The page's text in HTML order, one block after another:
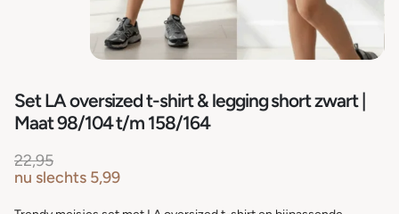
Set LA oversized t-shirt & legging short zwart |
Maat 98/104 t/m 158/164
22,95
nu slechts 5,99